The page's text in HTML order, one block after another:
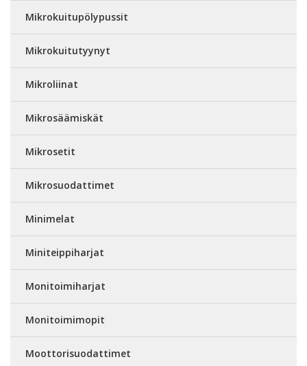
Mikrokuitupölypussit
Mikrokuitutyynyt
Mikroliinat
Mikrosäämiskät
Mikrosetit
Mikrosuodattimet
Minimelat
Miniteippiharjat
Monitoimiharjat
Monitoimimopit
Moottorisuodattimet